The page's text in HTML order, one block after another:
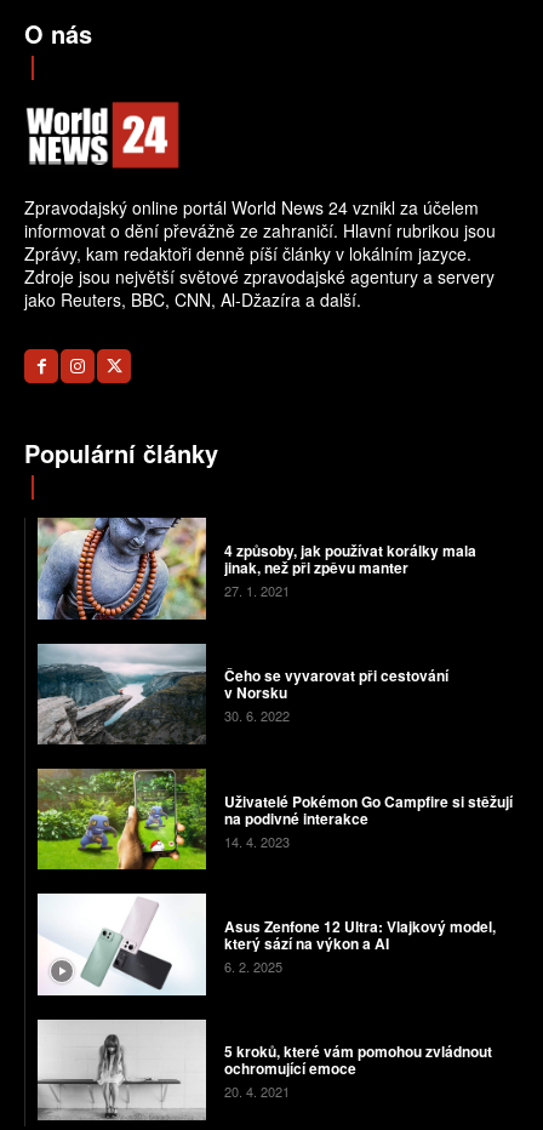
O nás
Zpravodajský online portál World News 24 vznikl za účelem
informovat o dění převážně ze zahraničí. Hlavní rubrikou jsou
Zprávy, kam redaktoři denně píší články v lokálním jazyce.
Zdroje jsou největší světové zpravodajské agentury a servery
jako Reuters, BBC, CNN, Al-Džazíra a další.
Populární články
4 způsoby, jak používat korálky mala
jinak, než při zpěvu manter
27. 1. 2021
Čeho se vyvarovat při cestování
v Norsku
30. 6. 2022
Uživatelé Pokémon Go Campfire si stěžují
na podivné interakce
14. 4. 2023
Asus Zenfone 12 Ultra: Vlajkový model,
který sází na výkon a AI
6. 2. 2025
5 kroků, které vám pomohou zvládnout
ochromující emoce
20. 4. 2021